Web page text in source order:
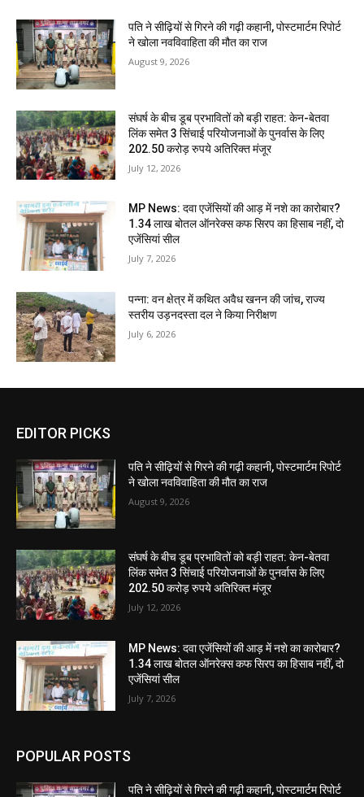
पति ने सीढ़ियों से गिरने की गढ़ी कहानी, पोस्टमार्टम रिपोर्ट
ने खोला नवविवाहिता की मौत का राज
August 9, 2026
संघर्ष के बीच डूब प्रभावितों को बड़ी राहत: केन-बेतवा
लिंक समेत 3 सिंचाई परियोजनाओं के पुनर्वास के लिए
202.50 करोड़ रुपये अतिरिक्त मंजूर
July 12, 2026
MP News: दवा एजेंसियों की आड़ में नशे का कारोबार?
1.34 लाख बोतल ऑनरेक्स कफ सिरप का हिसाब नहीं, दो
एजेंसियां सील
July 7, 2026
पन्ना: वन क्षेत्र में कथित अवैध खनन की जांच, राज्य
स्तरीय उड़नदस्ता दल ने किया निरीक्षण
July 6, 2026
EDITOR PICKS
पति ने सीढ़ियों से गिरने की गढ़ी कहानी, पोस्टमार्टम रिपोर्ट
ने खोला नवविवाहिता की मौत का राज
August 9, 2026
संघर्ष के बीच डूब प्रभावितों को बड़ी राहत: केन-बेतवा
लिंक समेत 3 सिंचाई परियोजनाओं के पुनर्वास के लिए
202.50 करोड़ रुपये अतिरिक्त मंजूर
July 12, 2026
MP News: दवा एजेंसियों की आड़ में नशे का कारोबार?
1.34 लाख बोतल ऑनरेक्स कफ सिरप का हिसाब नहीं, दो
एजेंसियां सील
July 7, 2026
POPULAR POSTS
पति ने सीढ़ियों से गिरने की गढ़ी कहानी, पोस्टमार्टम रिपोर्ट